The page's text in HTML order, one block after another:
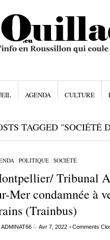
AGENDA CULTURE
TAGGED "SOCIÉTÉ
/ POLITIQUE/ SOCIÉTÉ
Tribunal
Mer condamnée à
(Trainbus)
ADMINAT66le Avr 7, 2022 •Comments